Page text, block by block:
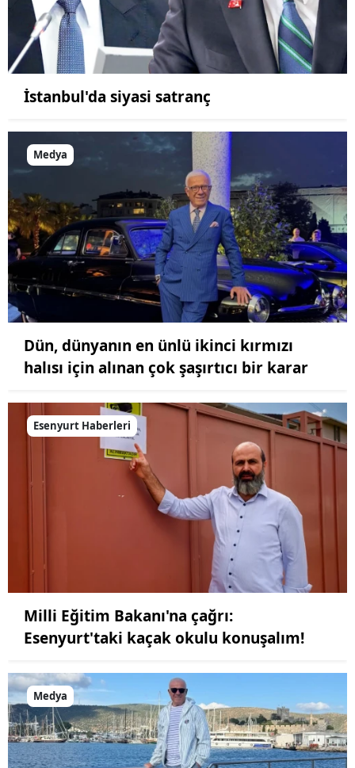
İstanbul'da siyasi satranç
Medya
Dün, dünyanın en ünlü ikinci kırmızı
halısı için alınan çok şaşırtıcı bir karar
Esenyurt Haberleri
Milli Eğitim Bakanı'na çağrı:
Esenyurt'taki kaçak okulu konuşalım!
Medya